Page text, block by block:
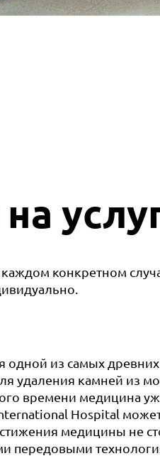
каждом конкретном
одной из самых
удаления камней из
времени медицина
Hospital
медицины не
передовыми